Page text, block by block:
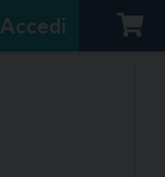
Accedi